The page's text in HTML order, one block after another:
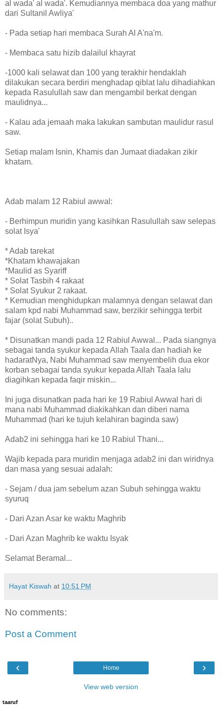
al wada' al wada'. Kemudiannya membaca doa yang mathur
dari Sultanil Awliya'
- Pada setiap hari membaca Surah Al A'na'm.
- Membaca satu hizib dalailul khayrat
-1000 kali selawat dan 100 yang terakhir hendaklah
dilakukan secara berdiri menghadap qiblat lalu dihadiahkan
kepada Rasulullah saw dan mengambil berkat dengan
maulidnya...
- Kalau ada jemaah maka lakukan sambutan maulidur rasul
saw.
Setiap malam Isnin, Khamis dan Jumaat diadakan zikir
khatam.
Adab malam 12 Rabiul awwal:
- Berhimpun muridin yang kasihkan Rasulullah saw selepas
solat Isya'
* Adab tarekat
*Khatam khawajakan
*Maulid as Syariff
* Solat Tasbih 4 rakaat
* Solat Syukur 2 rakaat.
* Kemudian menghidupkan malamnya dengan selawat dan
salam kpd nabi Muhammad saw, berzikir sehingga terbit
fajar (solat Subuh)..
* Disunatkan mandi pada 12 Rabiul Awwal... Pada siangnya
sebagai tanda syukur kepada Allah Taala dan hadiah ke
hadaratNya, Nabi Muhammad saw menyembelih dua ekor
korban sebagai tanda syukur kepada Allah Taala lalu
diagihkan kepada faqir miskin...
Ini juga disunatkan pada hari ke 19 Rabiul Awwal hari di
mana nabi Muhammad diakikahkan dan diberi nama
Muhammad (hari ke tujuh kelahiran baginda saw)
Adab2 ini sehingga hari ke 10 Rabiul Thani...
Wajib kepada para muridin menjaga adab2 ini dan wiridnya
dan masa yang sesuai adalah:
- Sejam / dua jam sebelum azan Subuh sehingga waktu
syuruq
- Dari Azan Asar ke waktu Maghrib
- Dari Azan Maghrib ke waktu Isyak
Selamat Beramal...
Hayat Kiswah at 10:51 PM
No comments:
Post a Comment
‹ ›
Home
View web version
taaruf